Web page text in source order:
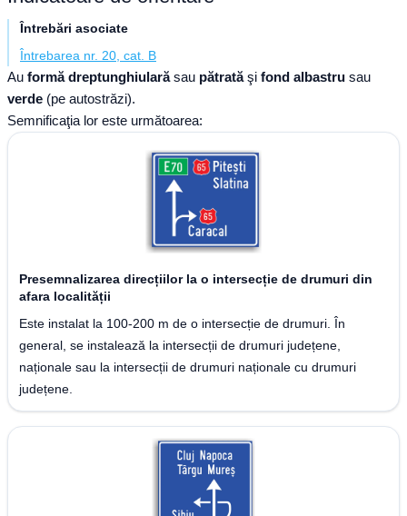
Întrebări asociate
Întrebarea nr. 20, cat. B
Au formă dreptunghiularăsau pătratăşi fond albastru sau
verde (pe autostrăzi).
Semnificaţia lor este următoarea:
Presemnalizarea direcțiilor la o intersecție de drumuri din
afara localității
Este instalat la 100-200 m de o intersecție de drumuri. În
general, se instalează la intersecții de drumuri județene,
naționale sau la intersecții de drumuri naționale cu drumuri
județene.